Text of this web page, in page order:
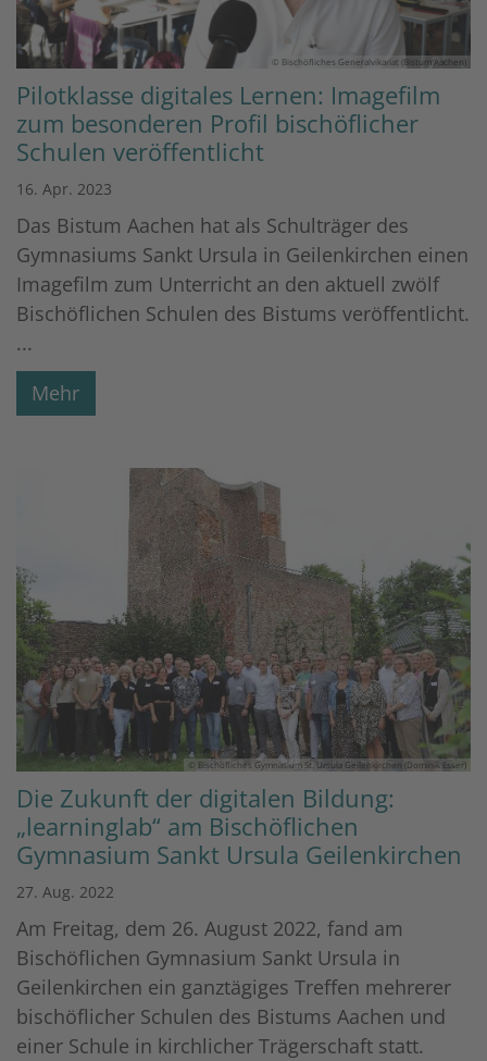
© Bischöfliches Generalvikariat (Bistum Aachen)
Pilotklasse digitales Lernen: Imagefilm
zum besonderen Profil bischöflicher
Schulen veröffentlicht
16. Apr. 2023
Das Bistum Aachen hat als Schulträger des
Gymnasiums Sankt Ursula in Geilenkirchen einen
Imagefilm zum Unterricht an den aktuell zwölf
Bischöflichen Schulen des Bistums veröffentlicht.
...
Mehr
© Bischöfliches Gymnasium St. Ursula Geilenkirchen (Dominik Esser)
Die Zukunft der digitalen Bildung:
„learninglab“ am Bischöflichen
Gymnasium Sankt Ursula Geilenkirchen
27. Aug. 2022
Am Freitag, dem 26. August 2022, fand am
Bischöflichen Gymnasium Sankt Ursula in
Geilenkirchen ein ganztägiges Treffen mehrerer
bischöflicher Schulen des Bistums Aachen und
einer Schule in kirchlicher Trägerschaft statt.